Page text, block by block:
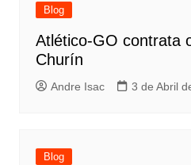
Blog
Atlético-GO contrata
Churín
Andre Isac 3 de Abril
Blog